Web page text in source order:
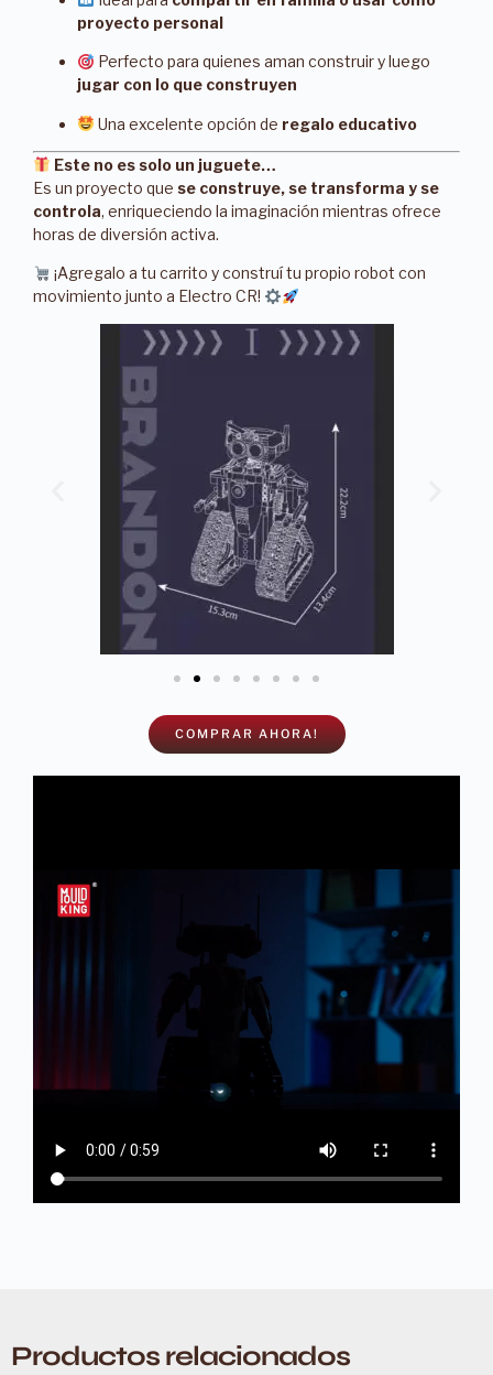
proyecto personal
Perfecto para quienes aman construir y luego
jugar con lo que construyen
Una excelente opción de regalo educativo
Este no es solo un juguete…
Es un proyecto que se construye, se transforma y se
controla, enriqueciendo la imaginación mientras ofrece
horas de diversión activa.
¡Agregalo a tu carrito y construí tu propio robot con
movimiento junto a Electro CR!
COMPRAR AHORA!
Productos relacionados